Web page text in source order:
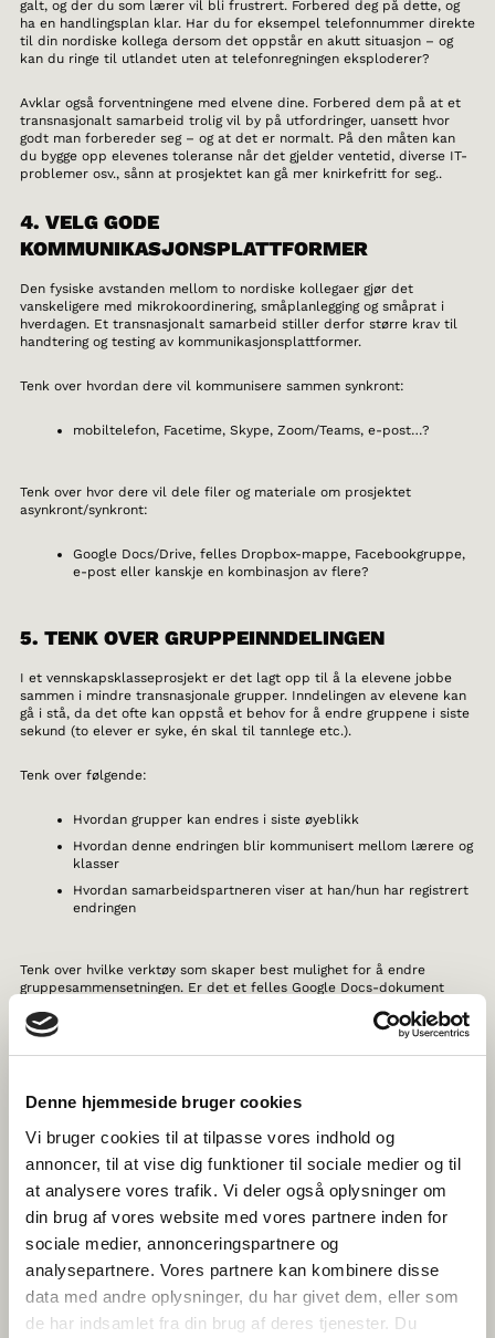
Denne hjemmeside bruger cookies
Vi bruger cookies til at tilpasse vores indhold og
annoncer, til at vise dig funktioner til sociale medier og til
at analysere vores trafik. Vi deler også oplysninger om
din brug af vores website med vores partnere inden for
sociale medier, annonceringspartnere og
analysepartnere. Vores partnere kan kombinere disse
data med andre oplysninger, du har givet dem, eller som
de har indsamlet fra din brug af deres tjenester. Du
galt, og der du som lærer vil bli frustrert. Forbered deg på dette, og
ha en handlingsplan klar. Har du for eksempel telefonnummer direkte
til din nordiske kollega dersom det oppstår en akutt situasjon – og
kan du ringe til utlandet uten at telefonregningen eksploderer?
Avklar også forventningene med elvene dine. Forbered dem på at et
transnasjonalt samarbeid trolig vil by på utfordringer, uansett hvor
godt man forbereder seg – og at det er normalt. På den måten kan
du bygge opp elevenes toleranse når det gjelder ventetid, diverse IT-
problemer osv., sånn at prosjektet kan gå mer knirkefritt for seg..
4. VELG GODE
KOMMUNIKASJONSPLATTFORMER
Den fysiske avstanden mellom to nordiske kollegaer gjør det
vanskeligere med mikrokoordinering, småplanlegging og småprat i
hverdagen. Et transnasjonalt samarbeid stiller derfor større krav til
handtering og testing av kommunikasjonsplattformer.
Tenk over hvordan dere vil kommunisere sammen synkront:
mobiltelefon, Facetime, Skype, Zoom/Teams, e-post…?
Tenk over hvor dere vil dele filer og materiale om prosjektet
asynkront/synkront:
Google Docs/Drive, felles Dropbox-mappe, Facebookgruppe,
e-post eller kanskje en kombinasjon av flere?
5. TENK OVER GRUPPEINNDELINGEN
I et vennskapsklasseprosjekt er det lagt opp til å la elevene jobbe
sammen i mindre transnasjonale grupper. Inndelingen av elevene kan
gå i stå, da det ofte kan oppstå et behov for å endre gruppene i siste
sekund (to elever er syke, én skal til tannlege etc.).
Tenk over følgende:
Hvordan grupper kan endres i siste øyeblikk
Hvordan denne endringen blir kommunisert mellom lærere og
klasser
Hvordan samarbeidspartneren viser at han/hun har registrert
endringen
Tenk over hvilke verktøy som skaper best mulighet for å endre
gruppesammensetningen. Er det et felles Google Docs-dokument
videochatsamtale, som konstant binder det ene klasserommet til det
andre, og som kjører fra en PC stående på lærerens pult?
KURSEN
Når elever samarbeider på tvers av landegrenser i et virtuelt
læringsrom, så øker behovet for å tydeliggjøre når og hvordan man
gjør hva – og hvor man er på vei. Med andre ord behovet for en
tydelig forståelse av hvor man er i prosessen og hvorfor.
En god felles oversikt over kva læringsaktiviteter (av Gilly Salmon
også omtalt som e-tiviteter) som skal finne sted sørger for dette.
Oversikten skal være tilgjengelig for elevene gjennom hele prosjektet
- enten digitalt eller i trykt form. Oversikten skal vise hva, når,
hvorfor, hvordan og med hvem det kommende arbeidet skal foregå.